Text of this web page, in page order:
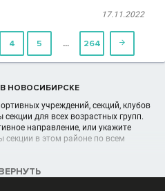
17.11.2022
4 5 … 264 
НОВОСИБИРСКЕ
учреждений, секций, клубов
для всех возрастных групп.
направление, или укажите
секции в этом районе по всем